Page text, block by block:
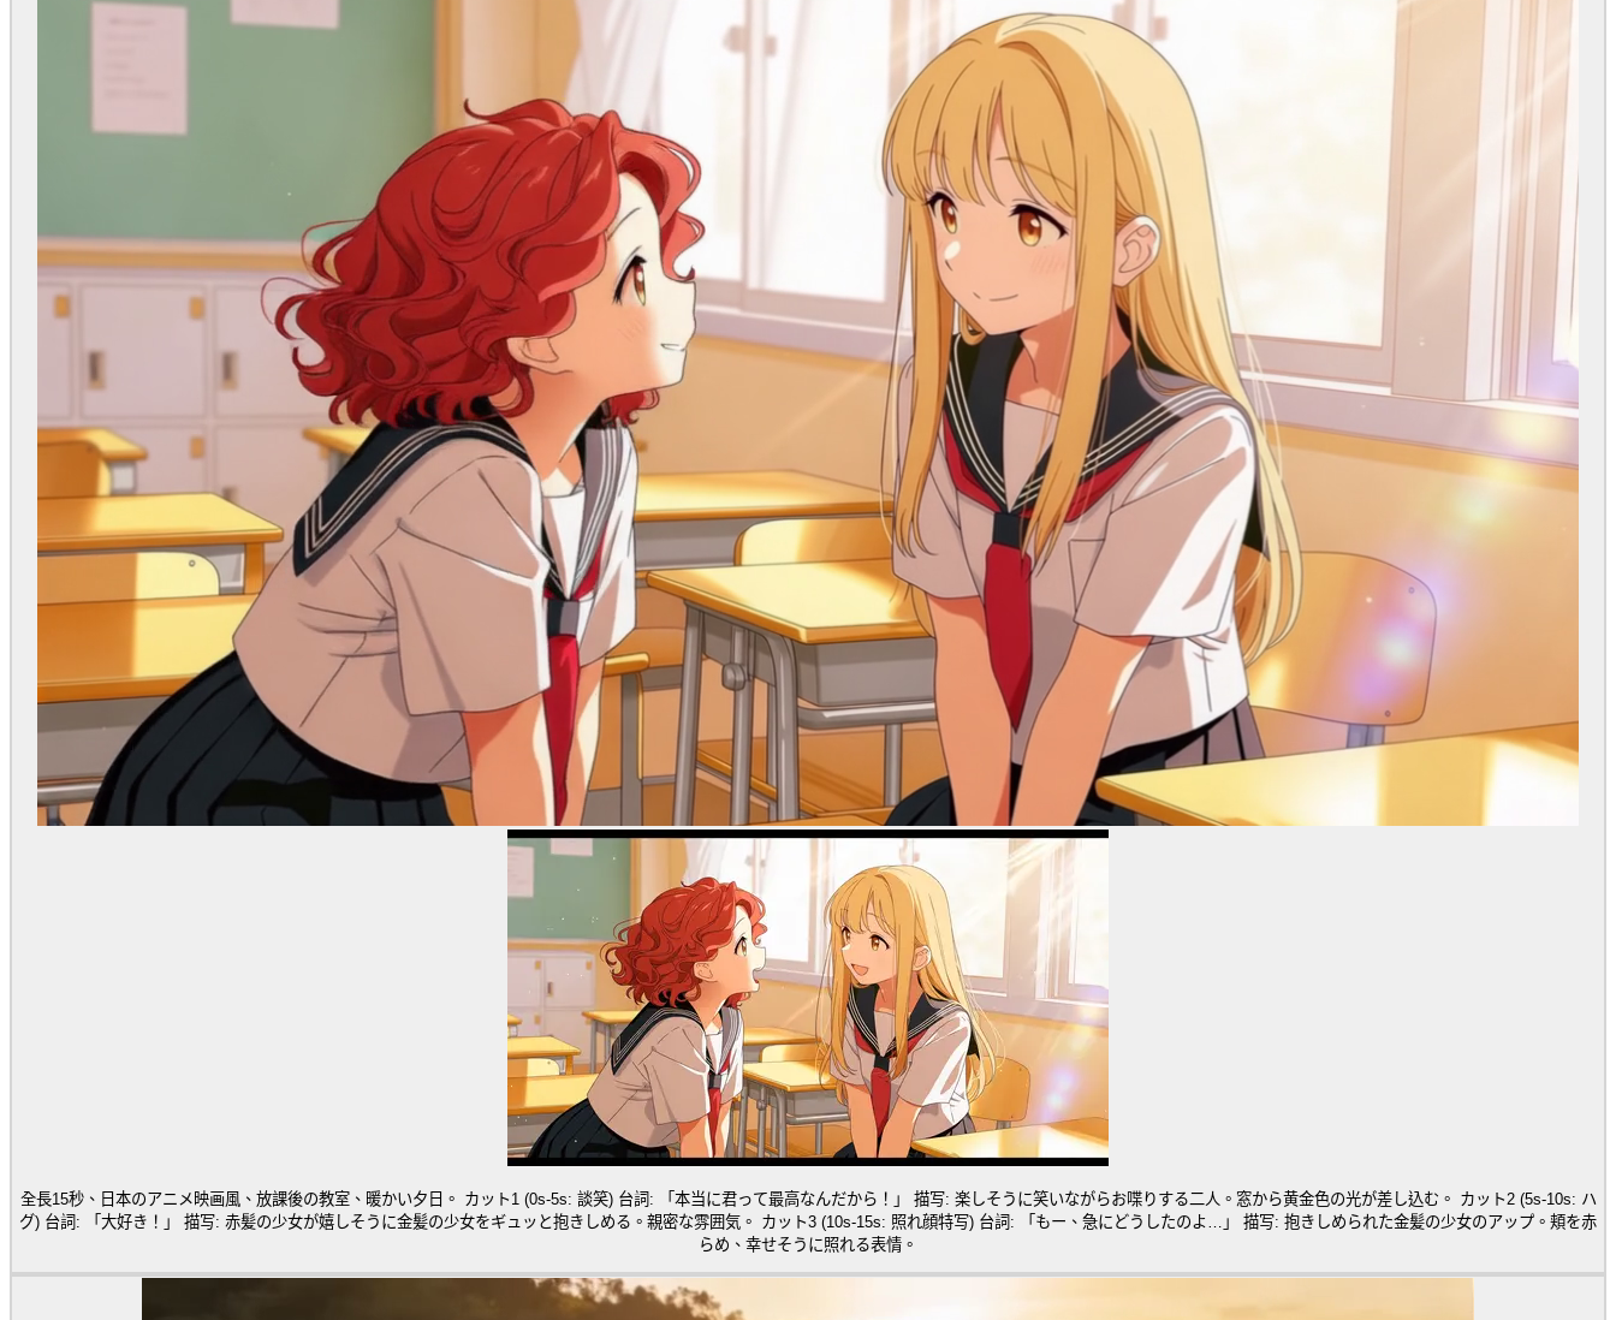
全長15秒、日本のアニメ映画風、放課後の教室、暖かい夕日。 カット1 (0s-5s: 談笑) 台詞: 「本当に君って最高なんだから！」 描写: 楽しそうに笑いながらお喋りする二人。窓から黄金色の光が差し込む。 カット2 (5s-10s: ハ
グ) 台詞: 「大好き！」 描写: 赤髪の少女が嬉しそうに金髪の少女をギュッと抱きしめる。親密な雰囲気。 カット3 (10s-15s: 照れ顔特写) 台詞: 「もー、急にどうしたのよ…」 描写: 抱きしめられた金髪の少女のアップ。頬を赤
らめ、幸せそうに照れる表情。